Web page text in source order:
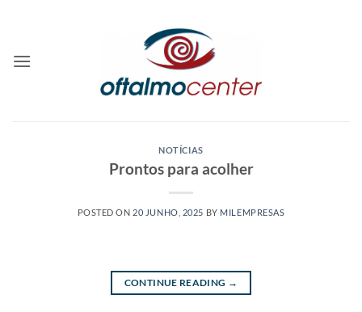
NOTÍCIAS
Prontos para acolher
POSTED ON 20 JUNHO, 2025 BY MILEMPRESAS
CONTINUE READING →